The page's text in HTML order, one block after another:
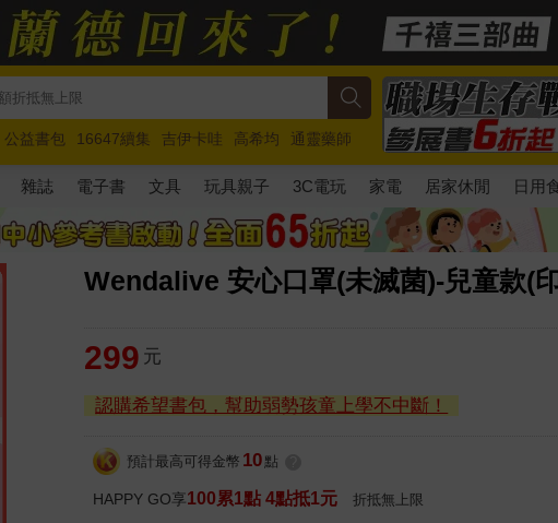
公益書包 16647續集 吉伊卡哇 高希均
通靈藥師
馬斯克 玩具總動員5 超慢跑
雜誌 電子書 文具 玩具親子 3C電玩 家電 居家休閒 日用
Wendalive 安心口罩(未滅菌)-兒童款(
299 元
認購希望書包，幫助弱勢孩童上學不中斷！
預計最高可得金幣 10 點
HAPPY GO享100累1點 4點抵1元 折抵無上限